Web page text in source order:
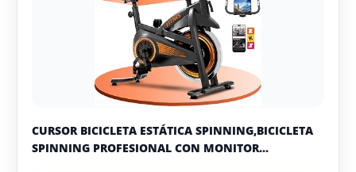
CURSOR BICICLETA ESTÁTICA SPINNING,BICICLETA
SPINNING PROFESIONAL CON MONITOR...